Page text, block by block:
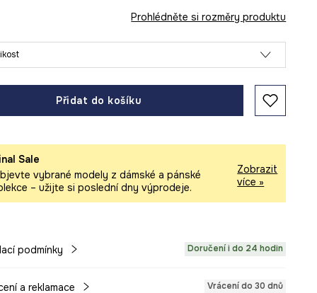
Prohlédněte si rozměry produktu
Přidat do košíku
Sale
vybrané modely z dámské a pánské
– užijte si poslední dny výprodeje.
Zobrazit
více »
podmínky Doručení i do 24 hodin
a reklamace Vrácení do 30 dnů